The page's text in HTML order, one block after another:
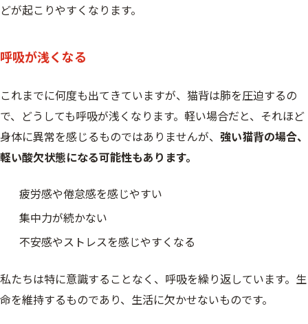
どが起こりやすくなります。
呼吸が浅くなる
これまでに何度も出てきていますが、猫背は肺を圧迫するの
で、どうしても呼吸が浅くなります。軽い場合だと、それほど
身体に異常を感じるものではありませんが、 強い猫背の場合、
軽い酸欠状態になる可能性もあります。
疲労感や倦怠感を感じやすい
集中力が続かない
不安感やストレスを感じやすくなる
私たちは特に意識することなく、呼吸を繰り返しています。生
命を維持するものであり、生活に欠かせないものです。